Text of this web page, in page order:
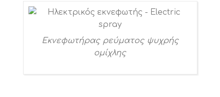
Eκνεφωτήρας ρεύματος ψυχρής
ομίχλης